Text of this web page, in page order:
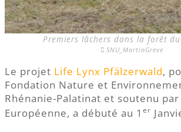
Premiers lâchers dans la forêt
SNU_MartinGreve
Le projet Life Lynx Pfälzerwald,
Fondation Nature et
Rhénanie-Palatinat et soutenu par
Européenne, a débuté au 1 er